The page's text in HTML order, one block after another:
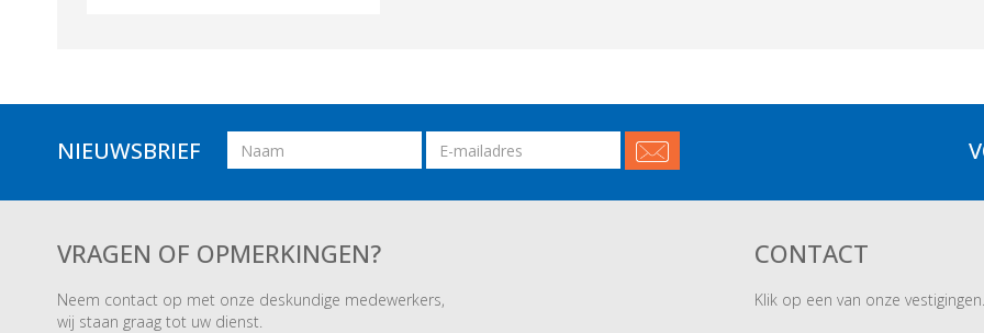
NIEUWSBRIEF Naam
Email
adres
VRAGEN OF OPMERKINGEN?
Neem contact op met onze deskundige medewerkers,
wij staan graag tot uw dienst.
CONTACT
Klik op een van onze vestigingen.